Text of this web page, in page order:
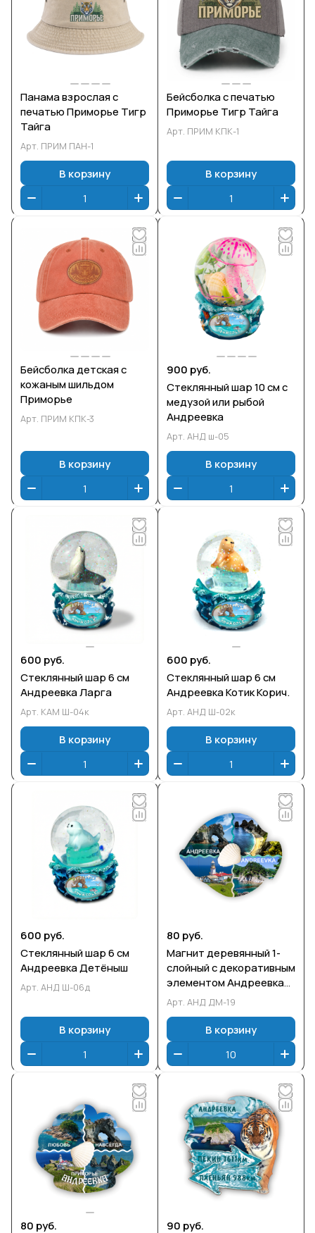
Панама взрослая с
печатью Приморье Тигр
Тайга
Арт. ПРИМ ПАН-1
В корзину
Бейсболка с печатью
Приморье Тигр Тайга
Арт. ПРИМ КПК-1
В корзину
Бейсболка детская с
кожаным шильдом
Приморье
Арт. ПРИМ КПК-3
В корзину
900 руб.
Стеклянный шар 10 см с
медузой или рыбой
Андреевка
Арт. АНД ш-05
В корзину
600 руб.
Стеклянный шар 6 см
Андреевка Ларга
Арт. КАМ Ш-04к
В корзину
600 руб.
Стеклянный шар 6 см
Андреевка Котик Корич.
Арт. АНД Ш-02к
В корзину
600 руб.
Стеклянный шар 6 см
Андреевка Детёныш
Арт. АНД Ш-06д
В корзину
80 руб.
Магнит деревянный 1-
слойный с декоративным
элементом Андреевка
РЫБА
Арт. АНД ДМ-19
В корзину
80 руб. 90 руб.